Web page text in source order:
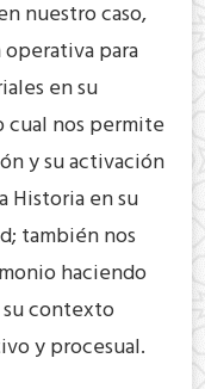
nuestro caso,
para
en su
nos permite
y su activación
Historia en su
también nos
haciendo
contexto
y procesual.